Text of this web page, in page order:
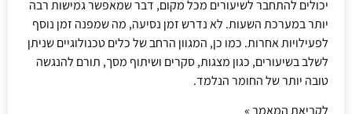
יכולים להתחבר לשיעורים מכל מקום, דבר שמאפשר גמישות רבה
יותר במערכת השעות. לא נדרש זמן נסיעה, מה שמפנה זמן נוסף
לפעילויות אחרות. כמו כן, המגוון הרחב של כלים טכנולוגיים שניתן
לשלב בשיעורים, כגון מצגות, סקרים ושיתוף מסך, תורם להנגשה
טובה יותר של החומר הנלמד.